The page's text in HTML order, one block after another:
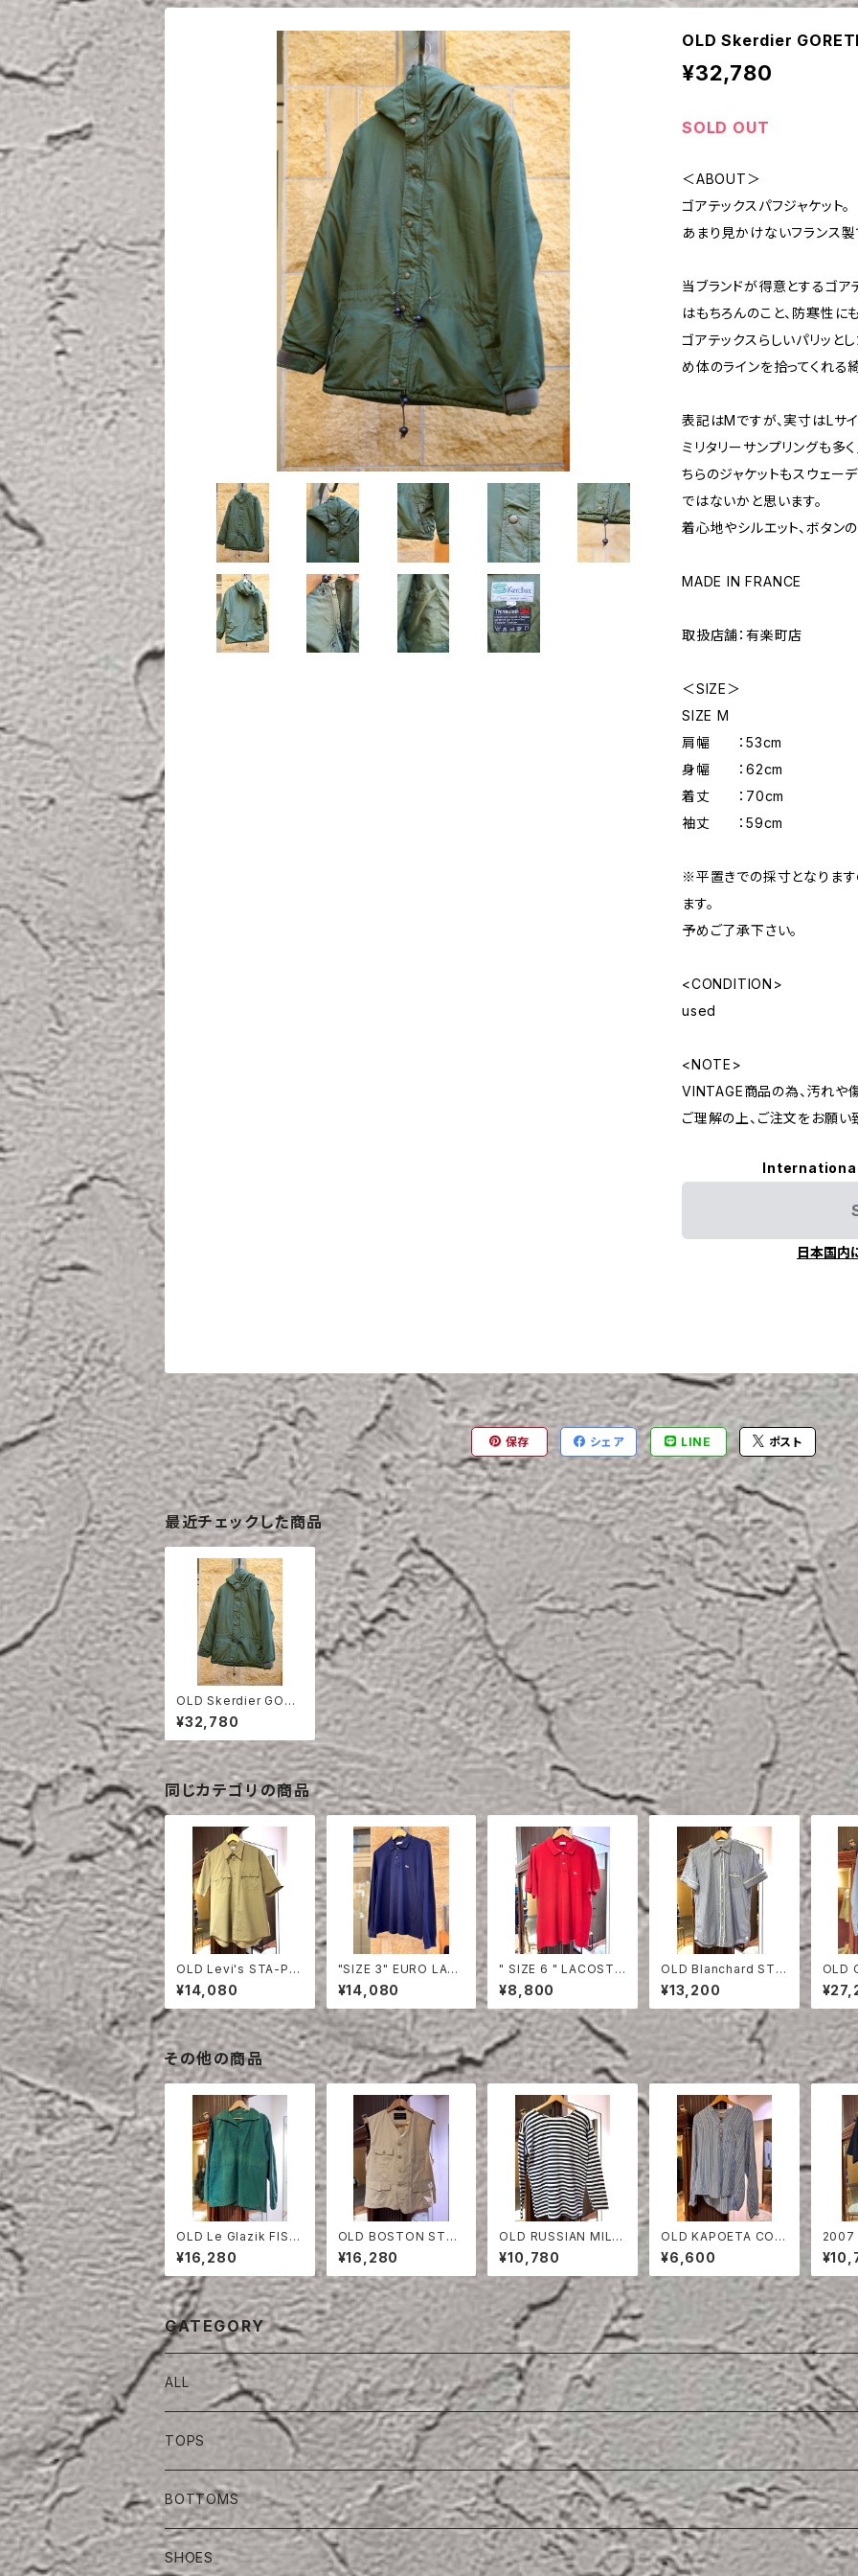
OLD Skerdier
¥32,780
SOLD OUT
＜ABOUT＞
ゴアテックスパフジャケット。
あまり見かけないフランス製
当ブランドが得意とするゴ
はもちろんのこと、防寒性に
ゴアテックスらしいパリッと
め体のラインを拾ってくれる
表記はMですが、実寸はLサイ
ミリタリーサンプリングも多
ちらのジャケットもスウェー
ではないかと思います。
着心地やシルエット、ボタン
MADE IN FRANCE
取扱店舗：有楽町店
＜SIZE＞
SIZE M
肩幅 ：53cm
身幅 ：62cm
着丈 ：70cm
袖丈 ：59cm
※平置きでの採寸となりま
ます。
予めご了承下さい。
<CONDITION>
used
<NOTE>
VINTAGE商品の為、汚れや
ご理解の上、ご注文をお願い
日本国内
保存 シェア LINE ポスト
最近チェックした商品
OLD Skerdier GORE
TEX PARKA
¥32,780
同じカテゴリの商品
OLD Levi's STA-PR
EST HALF SLEEVE S
HIRT
¥14,080
"SIZE 3" EURO LAC
OSTE POLO SHIRT
LONG SLEEVE
¥14,080
" SIZE 6 " LACOSTE
POLO SHIRT RED
¥8,800
OLD Blanchard STRI
PE COTTON HALF S
LEEVE SHIRT
¥13,200
OLD
ON
その他の商品
OLD Le Glazik FISH
ERMAN SMOCK
¥16,280
OLD BOSTON STO
RE COTTON×POLY
VEST
¥16,280
OLD RUSSIAN MILIT
ARY BORDER CUT-
SEW
¥10,780
OLD KAPOETA COT
TON PULLOVER SHI
RT
¥6,600
2007
CATEGORY
ALL
TOPS
BOTTOMS
SHOES